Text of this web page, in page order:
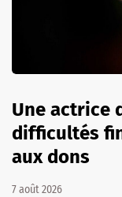
Une actrice
difficultés
aux dons
7 août 2026